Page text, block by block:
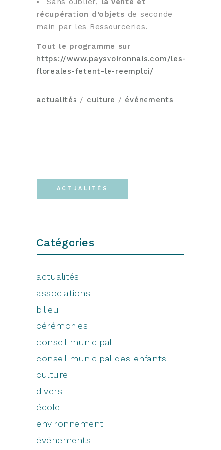
Sans oublier, la vente et
récupération d’objets de seconde
main par les Ressourceries.
Tout le programme sur
https://www.paysvoironnais.com/les-
floreales-fetent-le-reemploi/
actualités / culture / événements
ACTUALITÉS
Catégories
actualités
associations
bilieu
cérémonies
conseil municipal
conseil municipal des enfants
culture
divers
école
environnement
événements